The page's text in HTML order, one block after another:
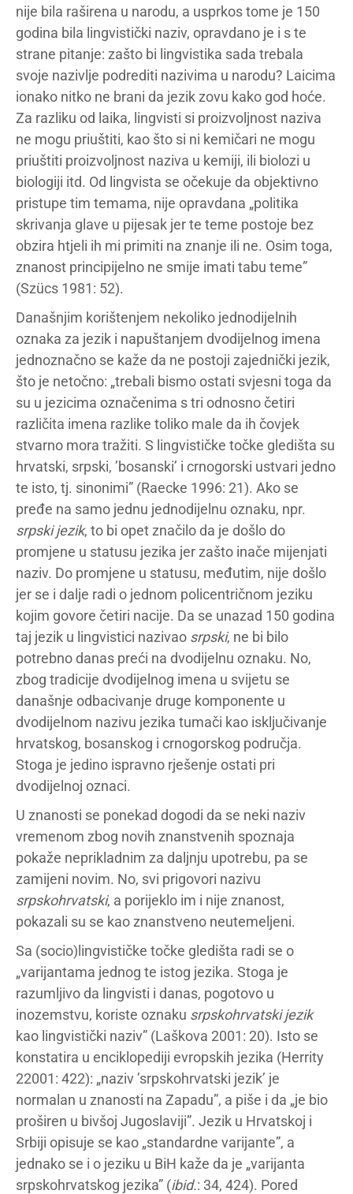
nije bila raširena u narodu, a usprkos tome je 150
godina bila lingvistički naziv, opravdano je i s te
strane pitanje: zašto bi lingvistika sada trebala
svoje nazivlje podrediti nazivima u narodu? Laicima
ionako nitko ne brani da jezik zovu kako god hoće.
Za razliku od laika, lingvisti si proizvoljnost naziva
ne mogu priuštiti, kao što si ni kemičari ne mogu
priuštiti proizvoljnost naziva u kemiji, ili biolozi u
biologiji itd. Od lingvista se očekuje da objektivno
pristupe tim temama, nije opravdana „politika
skrivanja glave u pijesak jer te teme postoje bez
obzira htjeli ih mi primiti na znanje ili ne. Osim toga,
znanost principijelno ne smije imati tabu teme”
(Szücs 1981: 52).
Današnjim korištenjem nekoliko jednodijelnih
oznaka za jezik i napuštanjem dvodijelnog imena
jednoznačno se kaže da ne postoji zajednički jezik,
što je netočno: „trebali bismo ostati svjesni toga da
su u jezicima označenima s tri odnosno četiri
različita imena razlike toliko male da ih čovjek
stvarno mora tražiti. S lingvističke točke gledišta su
hrvatski, srpski, ’bosanski’ i crnogorski ustvari jedno
te isto, tj. sinonimi” (Raecke 1996: 21). Ako se
pređe na samo jednu jednodijelnu oznaku, npr.
srpski jezik, to bi opet značilo da je došlo do
promjene u statusu jezika jer zašto inače mijenjati
naziv. Do promjene u statusu, međutim, nije došlo
jer se i dalje radi o jednom policentričnom jeziku
kojim govore četiri nacije. Da se unazad 150 godina
taj jezik u lingvistici nazivao srpski, ne bi bilo
potrebno danas preći na dvodijelnu oznaku. No,
zbog tradicije dvodijelnog imena u svijetu se
današnje odbacivanje druge komponente u
dvodijelnom nazivu jezika tumači kao isključivanje
hrvatskog, bosanskog i crnogorskog područja.
Stoga je jedino ispravno rješenje ostati pri
dvodijelnoj oznaci.
U znanosti se ponekad dogodi da se neki naziv
vremenom zbog novih znanstvenih spoznaja
pokaže neprikladnim za daljnju upotrebu, pa se
zamijeni novim. No, svi prigovori nazivu
srpskohrvatski, a porijeklo im i nije znanost,
pokazali su se kao znanstveno neutemeljeni.
Sa (socio)lingvističke točke gledišta radi se o
„varijantama jednog te istog jezika. Stoga je
razumljivo da lingvisti i danas, pogotovo u
inozemstvu, koriste oznaku srpskohrvatski jezik
kao lingvistički naziv” (Laškova 2001: 20). Isto se
konstatira u enciklopediji evropskih jezika (Herrity
22001: 422): „naziv ’srpskohrvatski jezik’ je
normalan u znanosti na Zapadu”, a piše i da „je bio
proširen u bivšoj Jugoslaviji”. Jezik u Hrvatskoj i
Srbiji opisuje se kao „standardne varijante”, a
jednako se i o jeziku u BiH kaže da je „varijanta
srpskohrvatskog jezika” (ibid.: 34, 424). Pored